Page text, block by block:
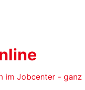
im Jobcenter - ganz